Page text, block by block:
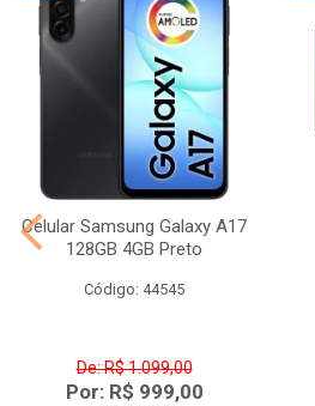
Celular Samsung Galaxy A17
128GB 4GB Preto
Código: 44545
De: R$ 1.099,00
Por: R$ 999,00